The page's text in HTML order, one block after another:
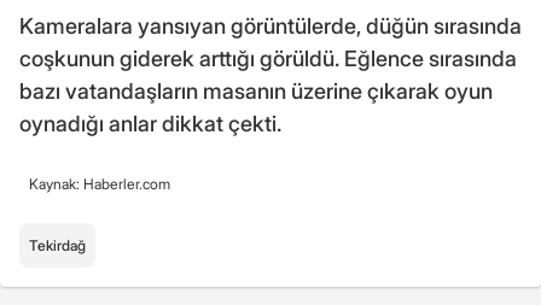
Kameralara yansıyan görüntülerde, düğün sırasında
coşkunun giderek arttığı görüldü. Eğlence sırasında
bazı vatandaşların masanın üzerine çıkarak oyun
oynadığı anlar dikkat çekti.
Kaynak: Haberler.com
Tekirdağ